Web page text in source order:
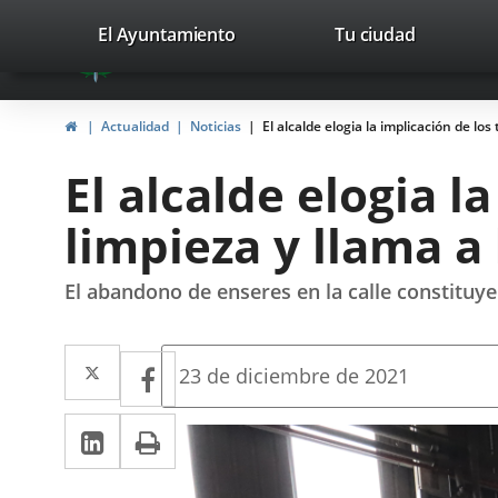
Portal
Web
del
Valladolid
avaTop
valladolid.es
El Ayuntamiento Tu ciudad
HomeActualidad Noticias El alcalde elogia la implicación de
El alcalde elogia
limpieza y llama
El abandono de enseres en la calle
Twitter
Enlace
a
una
aplicación
Facebook
Enlace
a
una
aplicación
Linkedin
Enlace
a
Print
Fecha
la
noticia
23 de diciembre de 2021